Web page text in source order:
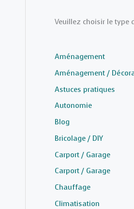
Veuillez choisir le type
Aménagement
Aménagement /
Astuces pratiques
Autonomie
Blog
Bricolage / DIY
Carport / Garage
Carport / Garage
Chauffage
Climatisation